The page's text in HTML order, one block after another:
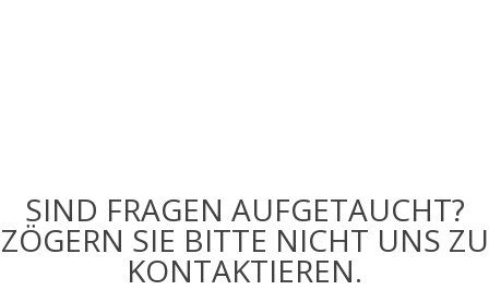
SIND FRAGEN AUFGETAUCHT?
ZÖGERN SIE BITTE NICHT UNS ZU
KONTAKTIEREN.